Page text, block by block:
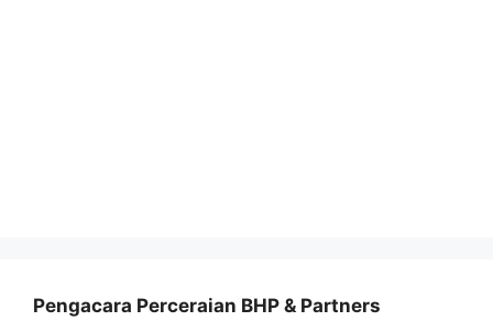
Pengacara Perceraian BHP & Partners